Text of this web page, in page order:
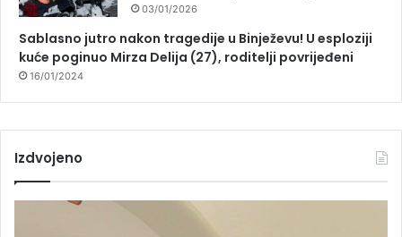
03/01/2026
Sablasno jutro nakon tragedije u Binježevu! U esploziji
kuće poginuo Mirza Delija (27), roditelji povrijeđeni
16/01/2024
Izdvojeno